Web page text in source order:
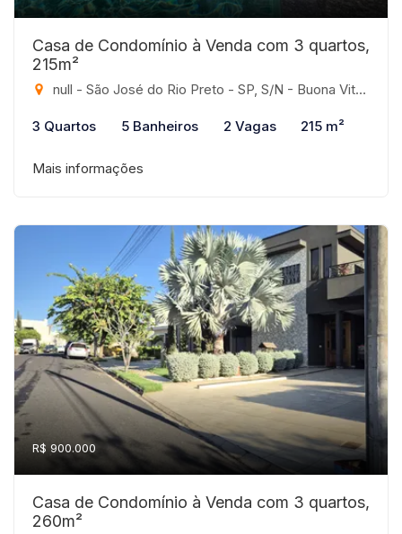
Casa de Condomínio à Venda com 3 quartos,
215m²
null - São José do Rio Preto - SP, S/N - Buona Vita, São José do Rio Preto-SP
3 Quartos 5 Banheiros 2 Vagas 215 m²
Mais informações
R$ 900.000
Casa de Condomínio à Venda com 3 quartos,
260m²